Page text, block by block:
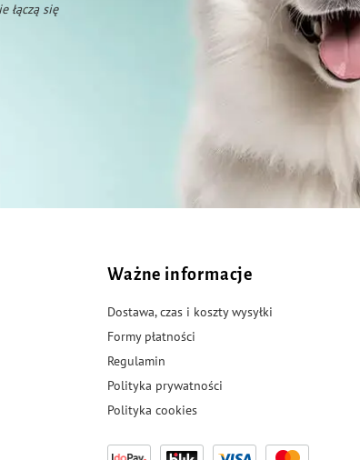
łączą się
Ważne informacje
Dostawa, czas i koszty wysyłki
Formy płatności
Regulamin
Polityka prywatności
Polityka cookies